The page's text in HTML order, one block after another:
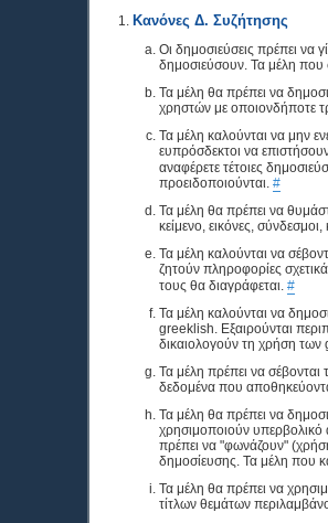
Κανόνες Δ. Συζήτησης
Οι δημοσιεύσεις πρέπει να
δημοσιεύσουν. Τα μέλη που
Τα μέλη θα πρέπει να
χρηστών με οποιονδήποτε
Τα μέλη καλούνται να μην
ευπρόσδεκτοι να
αναφέρετε τέτοιες
προειδοποιούνται. #
Τα μέλη θα πρέπει να
κείμενο, εικόνες,
Τα μέλη καλούνται να
ζητούν πληροφορίες
τους θα διαγράφεται. #
Τα μέλη καλούνται να
greeklish. Εξαιρούνται
δικαιολογούν τη χρήση των
Τα μέλη πρέπει να
δεδομένα που
Τα μέλη θα πρέπει να
χρησιμοποιούν
πρέπει να "φωνάζουν"
δημοσίευσης. Τα μέλη που
Τα μέλη θα πρέπει να
τίτλων θεμάτων